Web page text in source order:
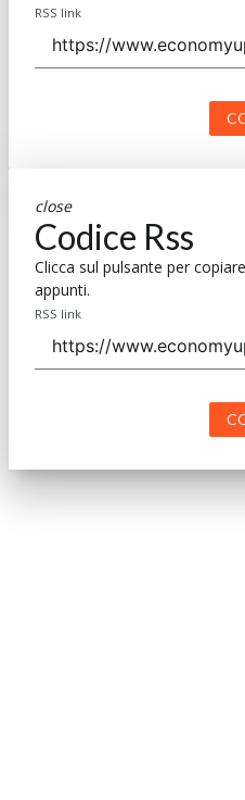
RSS link
close
Codice Rss
Clicca sul pulsante per
appunti.
RSS link